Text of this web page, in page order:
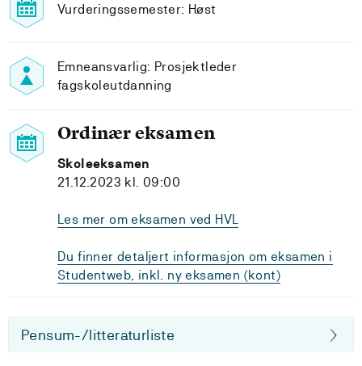
Vurderingssemester: Høst
Emneansvarlig: Prosjektleder
fagskoleutdanning
Ordinær eksamen
Skoleeksamen
21.12.2023 kl. 09:00
Les mer om eksamen ved HVL
Du finner detaljert informasjon om eksamen i
Studentweb, inkl. ny eksamen (kont)
Pensum-/litteraturliste